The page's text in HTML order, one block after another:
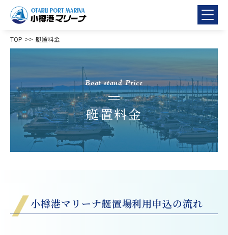
TOP 艇置料金
Boat stand Price
艇置料金
小樽港マリーナ艇置場利用申込の流れ